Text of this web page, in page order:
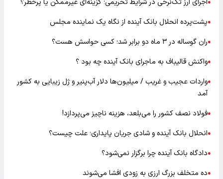
●اجرای ارز تک‌نرخی در شرایط تحریمی؛ گزینه‌ای غیرممکن یا پرخطر؟
●پشت‌پرده انحلال بانک آینده از نگاه یک نماینده مجلس
●ران گوساله در ۳ ماه دو برابر شد؛ کسی حواسش هست؟
●واکنش قالیباف به ماجرای بانک آینده چه بود ؟
●واردات عجیب و غریب / میلیون‌ها دلار آب‌پنیر و ژل زیبایی به کشور
آمد
●فولاد نصف کشور را می‌بلعد، هزینه ناچیز می‌پردازد!
●انحلال بانک آینده و شادی جریان پایداری؛ علت چیست؟
●دادگاه بانک آینده چرا برگزار نمی‌شود؟
●ده متخلف بزرگ ارزی به زودی افشا می‌شوند